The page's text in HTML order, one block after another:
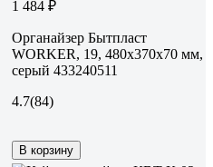
1 484 ₽
Органайзер Бытпласт
WORKER, 19, 480х370х70 мм,
серый 433240511
4.7(84)
В корзину